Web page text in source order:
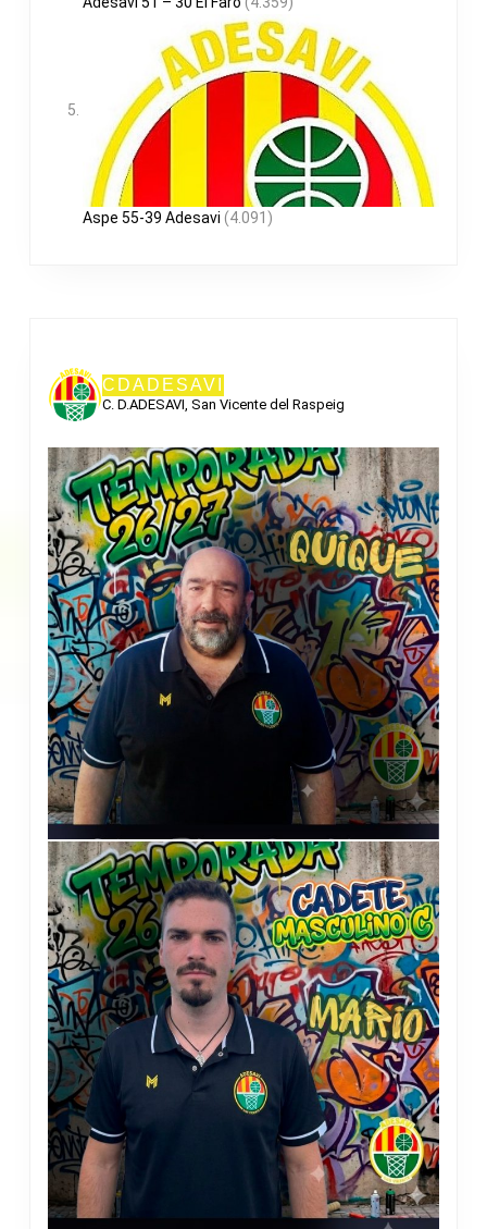
Aspe 55-39 Adesavi (4.091)
CDADESAVI
C. D.ADESAVI, San Vicente del Raspeig